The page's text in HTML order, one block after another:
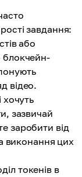
завдання:
або
блокчейн-
відео.
хочуть
зазвичай
заробити від
виконання цих
токенів в